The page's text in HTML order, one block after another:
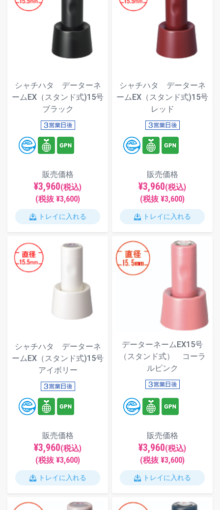
シャチハタ データーネ
ームEX（スタンド式)15号
ブラック
販売価格
¥3,960(税込)
(税抜 ¥3,600)
トレイに入れる
シャチハタ データーネ
ームEX（スタンド式)15号
レッド
販売価格
¥3,960(税込)
(税抜 ¥3,600)
トレイに入れる
シャチハタ データーネ
ームEX（スタンド式)15号
アイボリー
販売価格
¥3,960(税込)
(税抜 ¥3,600)
トレイに入れる
データーネームEX15号
（スタンド式） コーラ
ルピンク
販売価格
¥3,960(税込)
(税抜 ¥3,600)
トレイに入れる